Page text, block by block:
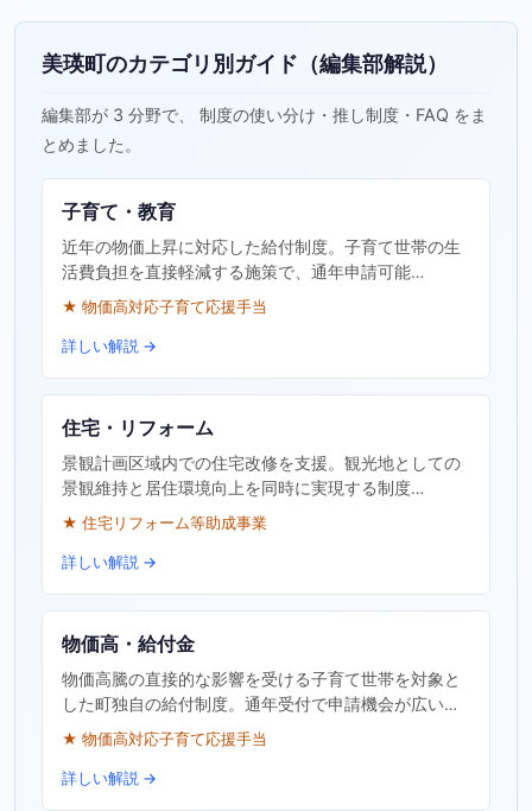
美瑛町のカテゴリ別ガイド（編集部解説）
編集部が 3 分野で、 制度の使い分け・推し制度・FAQ をま
とめました。
子育て・教育
近年の物価上昇に対応した給付制度。子育て世帯の生
活費負担を直接軽減する施策で、通年申請可能…
★ 物価高対応子育て応援手当
詳しい解説 →
住宅・リフォーム
景観計画区域内での住宅改修を支援。観光地としての
景観維持と居住環境向上を同時に実現する制度…
★ 住宅リフォーム等助成事業
詳しい解説 →
物価高・給付金
物価高騰の直接的な影響を受ける子育て世帯を対象と
した町独自の給付制度。通年受付で申請機会が広い…
★ 物価高対応子育て応援手当
詳しい解説 →